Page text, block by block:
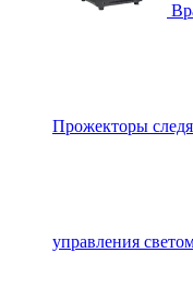
Прожекторы
управления